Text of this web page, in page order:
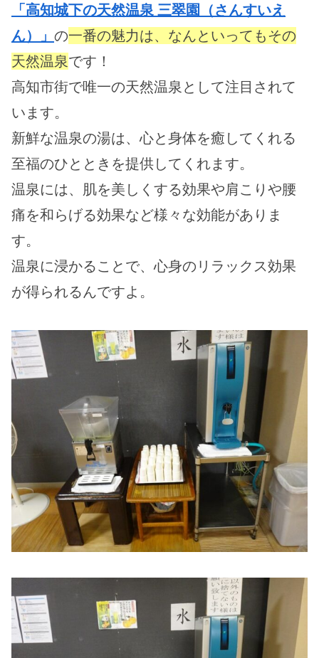
「高知城下の天然温泉 三翠園（さんすいえ
ん）」 の一番の魅力は、なんといってもその
天然温泉です！
高知市街で唯一の天然温泉として注目されて
います。
新鮮な温泉の湯は、心と身体を癒してくれる
至福のひとときを提供してくれます。
温泉には、肌を美しくする効果や肩こりや腰
痛を和らげる効果など様々な効能がありま
す。
温泉に浸かることで、心身のリラックス効果
が得られるんですよ。